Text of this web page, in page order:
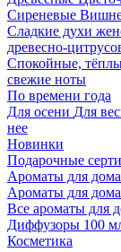
Сиреневые
Сладкие духи
древесно-
Спокойные,
свежие ноты
По времени года
Для осени Для
нее
Новинки
Подарочные
Ароматы для
Ароматы для дома
Все ароматы для
Диффузоры 100
Косметика